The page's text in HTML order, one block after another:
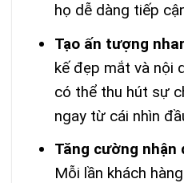
họ dễ dàng tiếp
Tạo ấn tượng
kế đẹp mắt và nội
có thể thu hút sự
ngay từ cái nhìn
Tăng cường
Mỗi lần khách